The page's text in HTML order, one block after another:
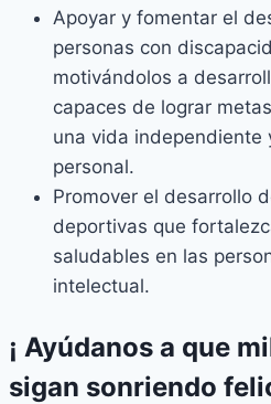
Apoyar y fomentar el
personas con
motivándolos a
capaces de lograr
una vida independiente
personal.
Promover el desarrollo
deportivas que
saludables en las
intelectual.
¡ Ayúdanos a que
sigan sonriendo